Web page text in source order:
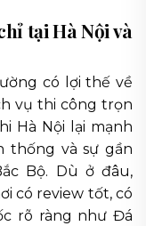
tại Hà Nội và
có lợi thế về
vụ thi công trọn
Hà Nội lại mạnh
thống và sự gần
Bộ. Dù ở đâu,
có review tốt, có
rõ ràng như Đá